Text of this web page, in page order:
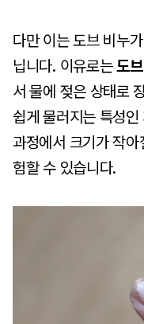
다만 이는 도브 비누
닙니다. 이유로는도
서 물에 젖은 상태로
쉽게 물러지는 특성
과정에서 크기가 작
험할 수 있습니다.